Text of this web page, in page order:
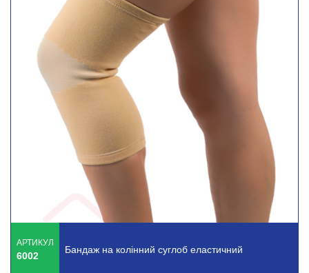
АРТИКУЛ
6002
Бандаж на колінний суглоб еластичний